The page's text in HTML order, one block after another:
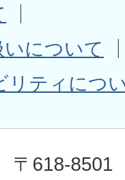
について
リティにつ
〒618-8501